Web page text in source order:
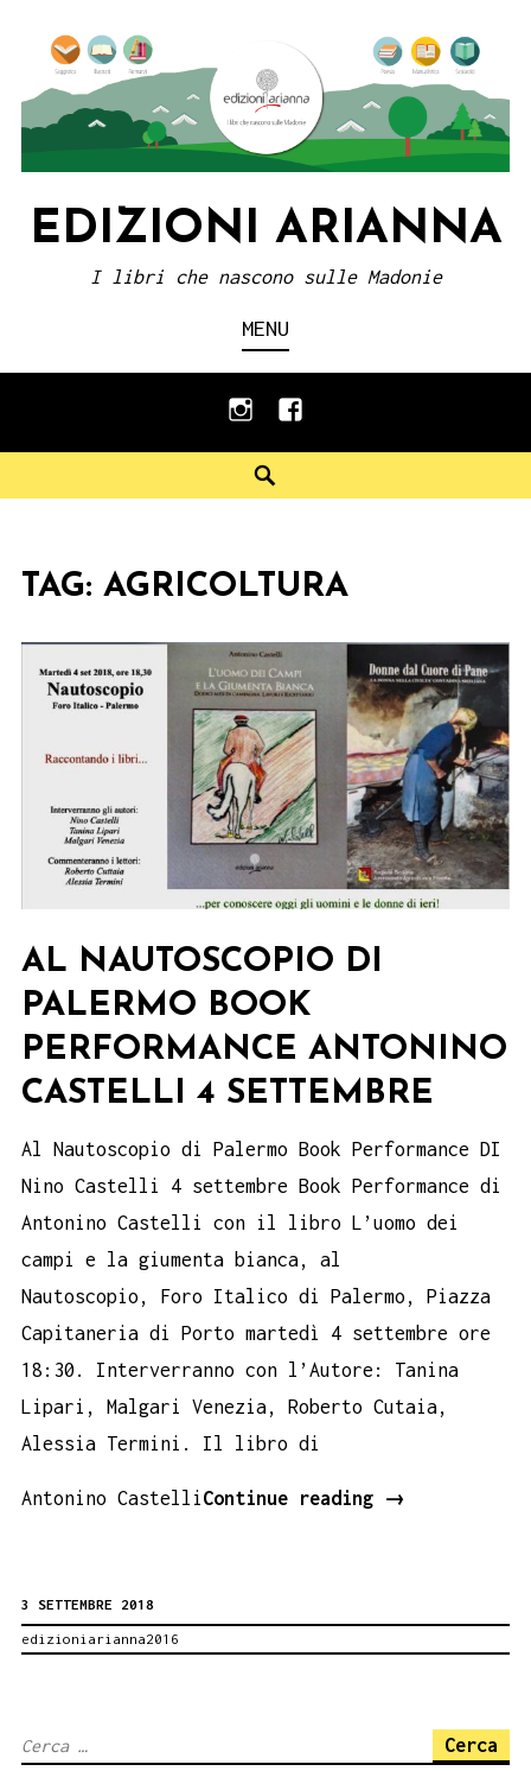
content
EDIZIONI ARIANNA
I libri che nascono sulle Madonie
MENU
instagramfacebook
TAG: AGRICOLTURA
AL NAUTOSCOPIO DI
PALERMO BOOK
PERFORMANCE ANTONINO
CASTELLI 4 SETTEMBRE
Al Nautoscopio di Palermo Book Performance DI
Nino Castelli 4 settembre Book Performance di
Antonino Castelli con il libro L’uomo dei
campi e la giumenta bianca, al
Nautoscopio, Foro Italico di Palermo, Piazza
Capitaneria di Porto martedì 4 settembre ore
18:30. Interverranno con l’Autore: Tanina
Lipari, Malgari Venezia, Roberto Cutaia,
Alessia Termini. Il libro di
Antonino CastelliContinue reading
Al
Castelli
→
3 SETTEMBRE 2018
edizioniarianna2016
Ricerca